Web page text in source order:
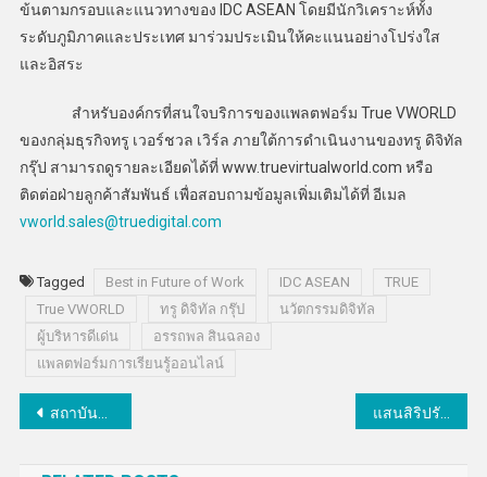
ข้นตามกรอบและแนวทางของ IDC ASEAN โดยมีนักวิเคราะห์ทั้ง
ระดับภูมิภาคและประเทศ มาร่วมประเมินให้คะแนนอย่างโปร่งใส
และอิสระ
สำหรับองค์กรที่สนใจบริการของแพลตฟอร์ม True VWORLD
ของกลุ่มธุรกิจทรู เวอร์ชวล เวิร์ล ภายใต้การดำเนินงานของทรู ดิจิทัล
กรุ๊ป สามารถดูรายละเอียดได้ที่ www.truevirtualworld.com หรือ
ติดต่อฝ่ายลูกค้าสัมพันธ์ เพื่อสอบถามข้อมูลเพิ่มเติมได้ที่ อีเมล
vworld.sales@truedigital.com
Tagged Best in Future of Work IDC ASEAN
TRUE
True VWORLD
ทรู ดิจิทัล กรุ๊ป
นวัตกรรมดิจิทัล
ผู้บริหารดีเด่น
อรรถพล สินฉลอง
แพลตฟอร์มการเรียนรู้ออนไลน์
แนะแนว
สถาบันวิจัยแสงซินโครตรอนหารือความร่วมมือวิจัย “กองโบราณคดีใต้น้ำ”จันทบุรี แสนสิริปรับเป้ายอดขายปี 65 ทะยานสู่ 47,000 ล้าน เหตุยอดขาย 9 เดือนทะลุกว่า 37,000 ล้าน